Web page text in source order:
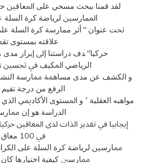
ﻟﻘﺪ ﻗﻤﻨﺎ ﺑﺒﺤﺚ ﻣﺴﺤﻲ ﻋﻠﻰ اﳌﻌﺎﻗﲔ
اﳌﻤﺎرﺳﲔ ﻟﺮﻳﺎﺿﺔ ﻛﺮة اﻟﺴﻠﺔ
ﲢﺖ ﻋﻨﻮان " أﺛﺮ ﻣﻤﺎرﺳﺔ ﻛﺮة اﻟﺴﻠﺔ
ﻋﻼﻗﺘﻪ ﺑﻤﺴﺘﻮى
ﺣﺮﻛﻴﺎ" ﺪف دراﺳﺘﻨﺎ إﱃ إﺑﺮاز
اﻟﺮﻳﺎﺿﻲ اﳌﻜﻴﻒ ﰲ ﲢﺴﲔ
و اﻟﻜﺸﻒ ﻋﻦ ﻣﺪى ﻣﺴﺎﳘﺔ ﳑﺎرﺳﺔ
اﻟﺮﻓﻊ ﻣﻦ درﺟﺔ ﺗﻘﻴﻢ
ﻣﻮاﻫﺒﻪ اﻟﻌﻘﻠﻴﺔ ٬ و اﳌﺴﺘﻮى
اﻟﺪراﺳﺔ ﻫﻮ إن
إﳚﺎﺑﻴﺎ ﰲ ﺗﻘﺪﻳﺮ اﻟﺬات ﻟﺪى اﳌﻌﺎﻗﲔ
ﳑﺎرﺳﲔ ﻛﻴﻔﻴﺔ اﺧﺘﻴﺎرﻫﺎ ﻛﺎن